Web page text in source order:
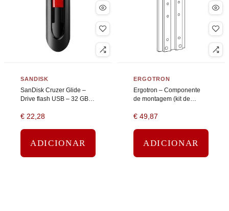
SANDISK
SanDisk Cruzer Glide –
Drive flash USB – 32 GB –
€ 22,28
ADICIONAR
ERGOTRON
Ergotron – Componente
de montagem (kit de
calha)
€ 49,87
ADICIONAR